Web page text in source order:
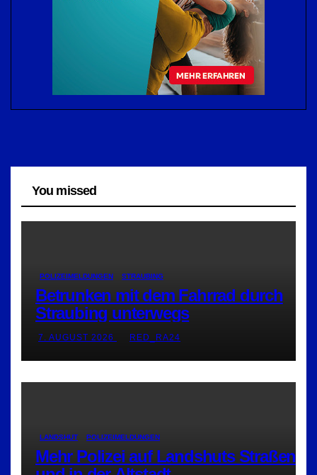
You missed
POLIZEIMELDUNGEN STRAUBING
Betrunken mit dem Fahrrad durch
Straubing unterwegs
7. AUGUST 2026 RED_RA24
LANDSHUT POLIZEIMELDUNGEN
Mehr Polizei auf Landshuts Straßen